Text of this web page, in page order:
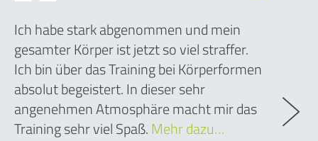
Ich habe stark abgenommen und mein
gesamter Körper ist jetzt so viel straffer.
Ich bin über das Training bei Körperformen
absolut begeistert. In dieser sehr
angenehmen Atmosphäre macht mir das
Training sehr viel Spaß.Mehr dazu…